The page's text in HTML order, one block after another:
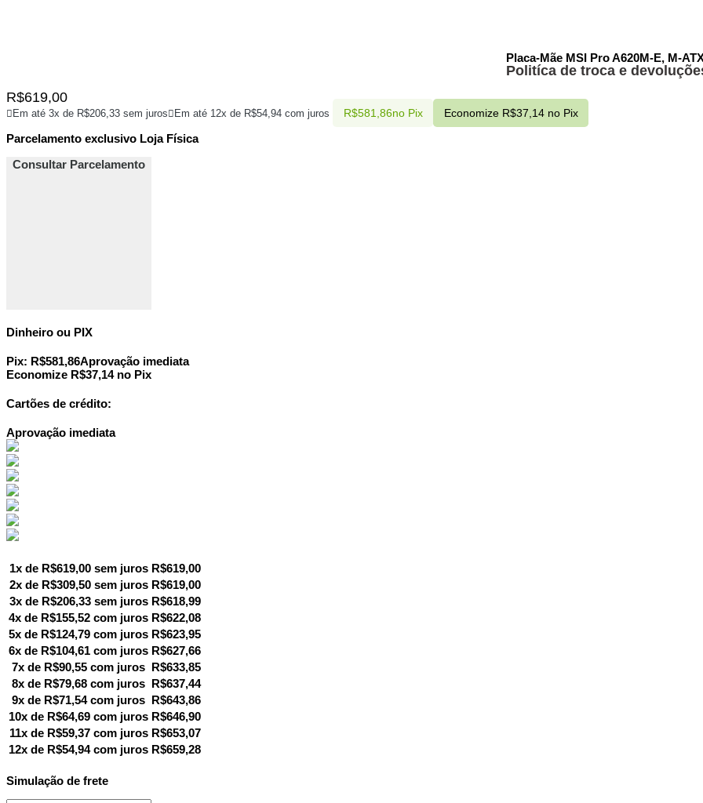
Placa-Mãe MSI Pro A620M-E, M-
Politíca de troca e
R$619,00
Em até 3x de R$206,33 sem juros Em até 12x de R$54,94 com juros R$581,86no Pix Economize R$37,14no Pix
Parcelamento exclusivo Loja Física
Consultar Parcelamento
Dinheiro ou PIX
Pix: R$581,86Aprovação imediata
Economize R$37,14no Pix
Cartões de crédito:
Aprovação imediata
1x de R$619,00sem juros R$619,00
2x de R$309,50sem juros R$619,00
3x de R$206,33sem juros R$618,99
4x de R$155,52 com juros R$622,08
5x de R$124,79 com juros R$623,95
6x de R$104,61 com juros R$627,66
7x de R$90,55 com juros R$633,85
8x de R$79,68 com juros R$637,44
9x de R$71,54com juros R$643,86
10x de R$64,69 com juros R$646,90
11x de R$59,37com juros R$653,07
12x de R$54,94com juros R$659,28
Simulação de frete